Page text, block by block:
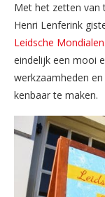
Met het zetten van
Henri Lenferink
Leidsche Mondialen
eindelijk een mooi
werkzaamheden
kenbaar te maken.